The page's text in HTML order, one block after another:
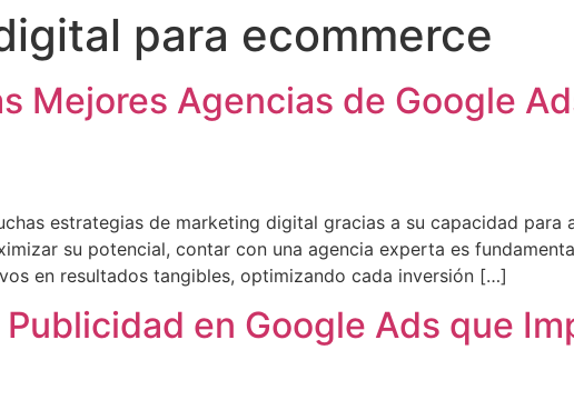
para ecommerce
Mejores Agencias de Google
estrategias de marketing digital gracias a su capacidad para
su potencial, contar con una agencia experta es
en resultados tangibles, optimizando cada inversión […]
en Google Ads que